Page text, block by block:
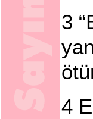
3
4